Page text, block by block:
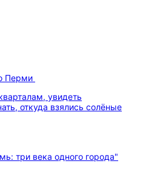
Перми
увидеть
откуда взялись солёные